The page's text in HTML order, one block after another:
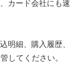
カード会社にも速
明細、購入履歴、
してください。